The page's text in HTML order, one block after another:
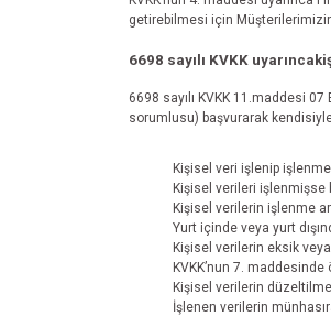
getirebilmesi için
6698 sayılı KVKK
6698 sayılı KVKK 11.maddesi
sorumlusu) başvurarak
Kişisel veri işlenip
Kişisel verileri işlenmişse
Kişisel verilerin işlenme
Yurt içinde veya yurt
Kişisel verilerin eksik
KVKK’nun 7.
Kişisel verilerin
İşlenen verilerin